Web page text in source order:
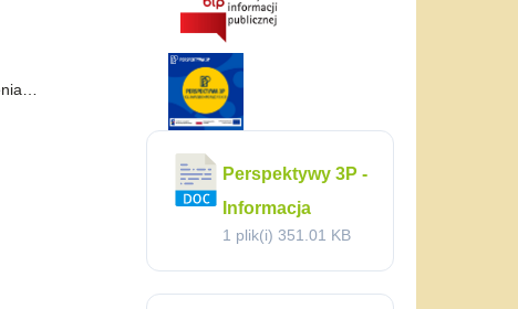
Perspektywy 3P -
Informacja
1 plik(i) 351.01 KB